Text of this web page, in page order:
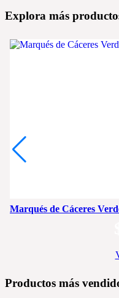
Explora más
Marqués de Cáceres
Productos más